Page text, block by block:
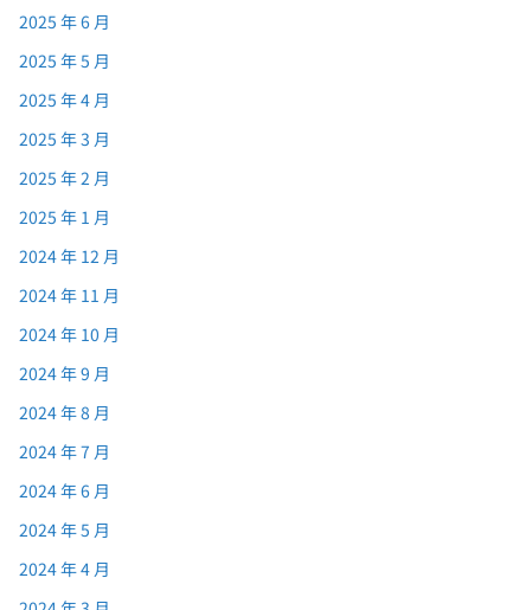
2025 年 6 月
2025 年 5 月
2025 年 4 月
2025 年 3 月
2025 年 2 月
2025 年 1 月
2024 年 12 月
2024 年 11 月
2024 年 10 月
2024 年 9 月
2024 年 8 月
2024 年 7 月
2024 年 6 月
2024 年 5 月
2024 年 4 月